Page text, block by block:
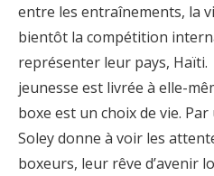
entre les entraînements, la
bientôt la compétition
représenter leur pays,
jeunesse est livrée à elle-
boxe est un choix de vie.
Soley donne à voir les
boxeurs, leur rêve d’avenir